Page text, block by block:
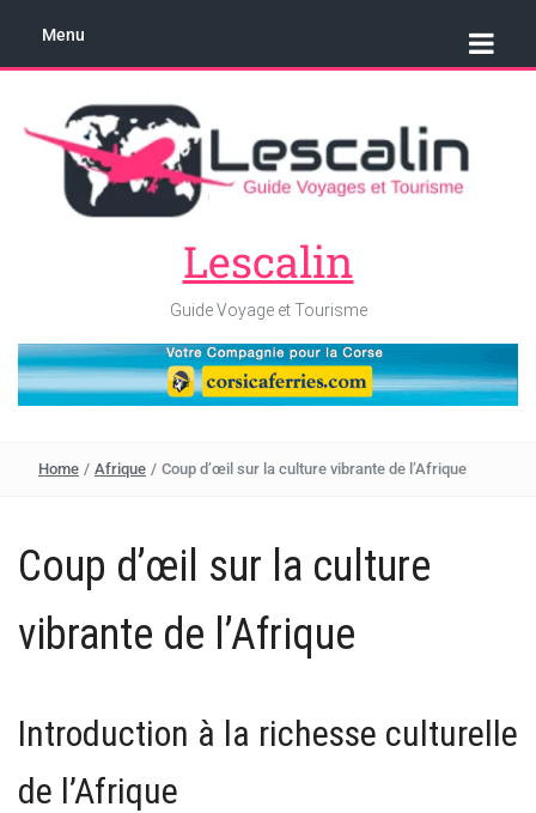
Menu
Lescalin
Guide Voyage et Tourisme
Home / Afrique / Coup d’œil sur la culture vibrante de l’Afrique
Coup d’œil sur la culture
vibrante de l’Afrique
Introduction à la richesse culturelle
de l’Afrique